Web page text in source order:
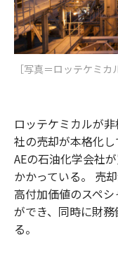
［写真＝ロッテケミカ
ロッテケミカルが
社の売却が本格化
AEの石油化学会社
かかっている。 売
高付加価値のスペ
ができ、同時に財
る。